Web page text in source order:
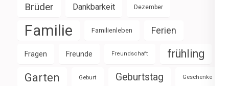
Brüder Dankbarkeit Dezember
Familie Familienleben Ferien
Fragen Freunde Freundschaft frühling
Garten Geburt Geburtstag Geschenke